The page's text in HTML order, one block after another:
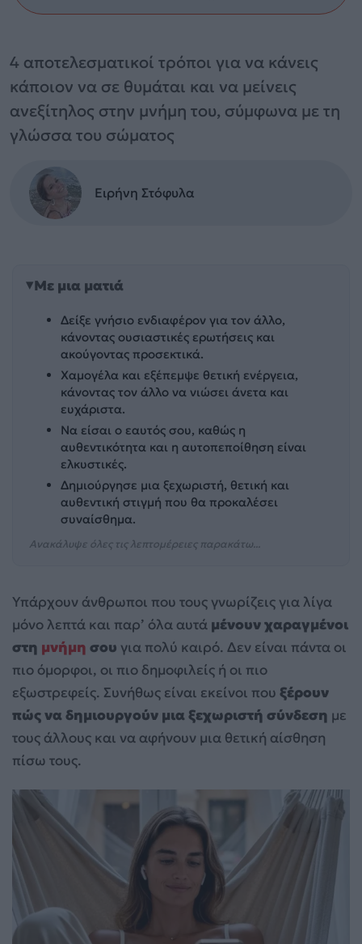
4 αποτελεσματικοί τρόποι για να κάνεις
κάποιον να σε θυμάται και να μείνεις
ανεξίτηλος στην μνήμη του, σύμφωνα με τη
γλώσσα του σώματος
Ειρήνη Στόφυλα
Με μια ματιά
Δείξε γνήσιο ενδιαφέρον για τον άλλο,
κάνοντας ουσιαστικές ερωτήσεις και
ακούγοντας προσεκτικά.
Χαμογέλα και εξέπεμψε θετική ενέργεια,
κάνοντας τον άλλο να νιώσει άνετα και
ευχάριστα.
Να είσαι ο εαυτός σου, καθώς η
αυθεντικότητα και η αυτοπεποίθηση είναι
ελκυστικές.
Δημιούργησε μια ξεχωριστή, θετική και
αυθεντική στιγμή που θα προκαλέσει
συναίσθημα.
Ανακάλυψε όλες τις λεπτομέρειες παρακάτω...
Υπάρχουν άνθρωποι που τους γνωρίζεις για λίγα
μόνο λεπτά και παρ’ όλα αυτά μένουν χαραγμένοι
στη μνήμη σου για πολύ καιρό. Δεν είναι πάντα οι
πιο όμορφοι, οι πιο δημοφιλείς ή οι πιο
εξωστρεφείς. Συνήθως είναι εκείνοι που ξέρουν
πώς να δημιουργούν μια ξεχωριστή σύνδεση με
τους άλλους και να αφήνουν μια θετική αίσθηση
πίσω τους.